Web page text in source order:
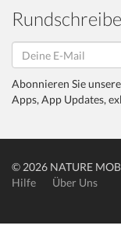
Abonnieren Sie
Apps, App Updates,
© 2026 NATURE
Hilfe
Über Uns